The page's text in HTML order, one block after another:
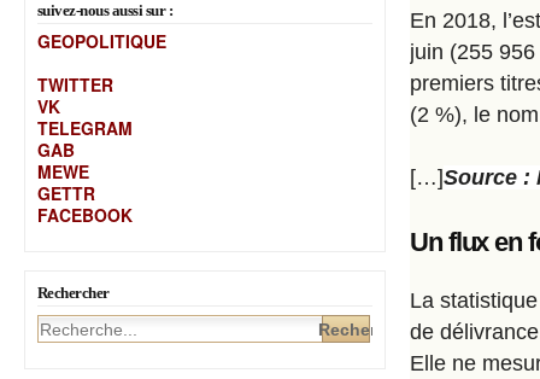
suivez-nous aussi sur :
GEOPOLITIQUE
TWITTER
VK
TELEGRAM
GAB
MEWE
GETTR
FACEBOOK
Rechercher
En 2018,
juin (255
premiers
(2 %), le
[…]Source :
Unflux en
La
de
Elle ne